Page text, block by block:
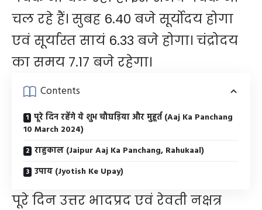
चल रहे हैं। सुबह 6.40 बजे सूर्योदय होगा
एवं सूर्यास्त सायं 6.33 बजे होगा। चंद्रोदय
का समय 7.17 बजे रहेगा।
Contents
पूरे दिन रहेंगे ये शुभ चौघड़िया और मुहूर्त (Aaj Ka Panchang
10 March 2024)
राहुकाल (Jaipur Aaj Ka Panchang, Rahukaal)
उपाय (Jyotish Ke Upay)
पूरे दिन उत्तर भादप्रद एवं रेवती नक्षत्र